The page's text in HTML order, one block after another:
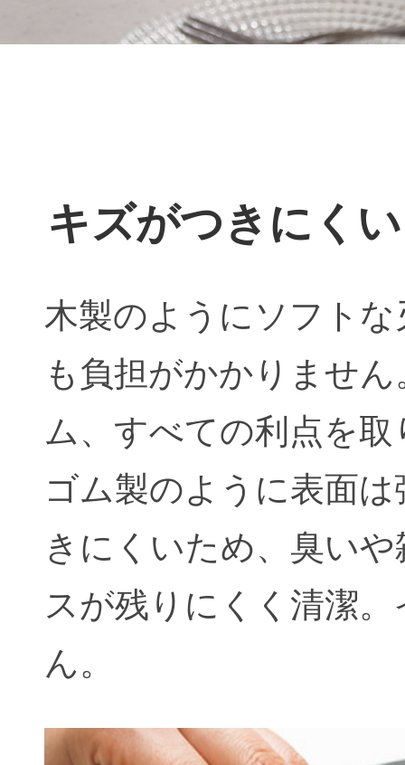
キズがつきにく
木製のようにソフト
も負担がかかりませ
ム、すべての利点を
ゴム製のように表面
きにくいため、臭い
スが残りにくく清潔
ん。